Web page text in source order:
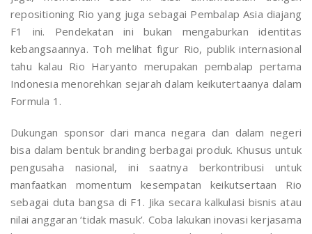
repositioning Rio yang juga sebagai Pembalap Asia diajang
F1 ini. Pendekatan ini bukan mengaburkan identitas
kebangsaannya. Toh melihat figur Rio, publik internasional
tahu kalau Rio Haryanto merupakan pembalap pertama
Indonesia menorehkan sejarah dalam keikutertaanya dalam
Formula 1.
Dukungan sponsor dari manca negara dan dalam negeri
bisa dalam bentuk branding berbagai produk. Khusus untuk
pengusaha nasional, ini saatnya berkontribusi untuk
manfaatkan momentum kesempatan keikutsertaan Rio
sebagai duta bangsa di F1. Jika secara kalkulasi bisnis atau
nilai anggaran ‘tidak masuk’. Coba lakukan inovasi kerjasama